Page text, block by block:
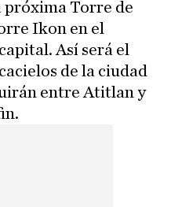
próxima Torre de
Ikon en el
Así será el
de la ciudad
entre Atitlan y